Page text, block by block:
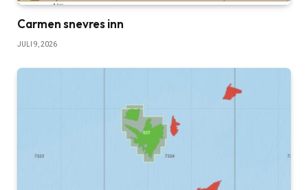
Carmen snevres inn
JULI 9, 2026